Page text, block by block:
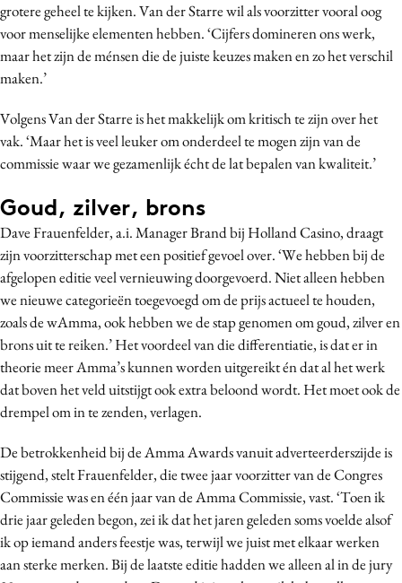
Digital transformation
Diversiteit
Effectiviteit
Influencer marketing
Interne communicatie
Martech
Media
Merkstrategie
PR
Programmatic
Purpose Marketing
Reputatie & crisis
grotere geheel te kijken. Van der Starre wil als voorzitter vooral oog
voor menselijke elementen hebben. ‘Cijfers domineren ons werk,
maar het zijn de ménsen die de juiste keuzes maken en zo het verschil
maken.’
Volgens Van der Starre is het makkelijk om kritisch te zijn over het
vak. ‘Maar het is veel leuker om onderdeel te mogen zijn van de
commissie waar we gezamenlijk écht de lat bepalen van kwaliteit.’
Goud, zilver, brons
Dave Frauenfelder, a.i. Manager Brand bij Holland Casino, draagt
zijn voorzitterschap met een positief gevoel over. ‘We hebben bij de
afgelopen editie veel vernieuwing doorgevoerd. Niet alleen hebben
we nieuwe categorieën toegevoegd om de prijs actueel te houden,
zoals de wAmma, ook hebben we de stap genomen om goud, zilver en
brons uit te reiken.’ Het voordeel van die differentiatie, is dat er in
theorie meer Amma’s kunnen worden uitgereikt én dat al het werk
dat boven het veld uitstijgt ook extra beloond wordt. Het moet ook de
drempel om in te zenden, verlagen.
De betrokkenheid bij de Amma Awards vanuit adverteerderszijde is
stijgend, stelt Frauenfelder, die twee jaar voorzitter van de Congres
Commissie was en één jaar van de Amma Commissie, vast. ‘Toen ik
drie jaar geleden begon, zei ik dat het jaren geleden soms voelde alsof
ik op iemand anders feestje was, terwijl we juist met elkaar werken
aan sterke merken. Bij de laatste editie hadden we alleen al in de jury